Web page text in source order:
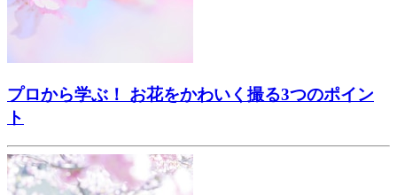
プロから学ぶ！ お花をかわいく撮る3つのポイン
ト